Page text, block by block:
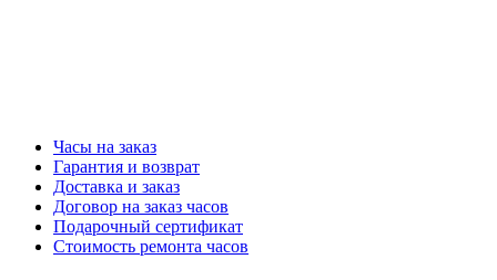
Часы на заказ
Гарантия и возврат
Доставка и заказ
Договор на заказ часов
Подарочный сертификат
Стоимость ремонта часов